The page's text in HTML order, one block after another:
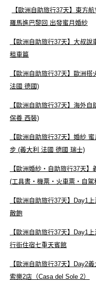
【歐洲自助旅行37天】東方
羅馬進巴黎回 出發蜜月婚紗
【歐洲自助旅行37天】大叔
租車篇
【歐洲自助旅行37天】歐洲
法國 德國)
【歐洲自助旅行37天】海外
保養 西裝)
【歐洲自助旅行37天】婚紗
步 (義大利 法國 德國 瑞士)
【歐洲婚紗‧自助旅行37天
(工具書‧機票‧火車票‧自駕
【歐洲自助旅行37天】Day1
敵飽
【歐洲自助旅行37天】Day1
行街住宿七重天賓館
【歐洲自助旅行37天】Day2
索樂2店（Casa del Sole 2）